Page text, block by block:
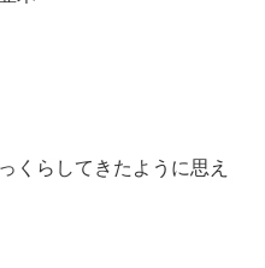
くらしてきたように思え